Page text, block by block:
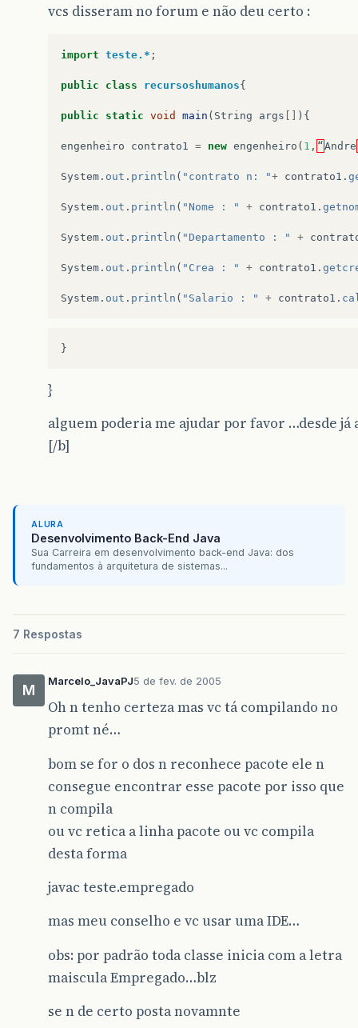
vcs disseram no forum e não deu certo :
import teste.* ;
public class recursoshumanos{
public static void main ( String args [] ){
engenheiro contrato1 = new engenheiro ( 1 , “Andre
System . out . println ( "contrato n: "+ contrato1 .
System . out . println ( "Nome : " + contrato1 .
System . out . println ( "Departamento : " +
System . out . println ( "Crea : " + contrato1 .
System . out . println ( "Salario : " + contrato1 .
}
}
alguem poderia me ajudar por favor …desde já
[/b]
ALURA
Desenvolvimento Back-End Java
Sua Carreira em desenvolvimento back-end Java: dos
fundamentos à arquitetura de sistemas...
7 Respostas
M
Marcelo_JavaPJ5 de fev. de 2005
Oh n tenho certeza mas vc tá compilando no
promt né…
bom se for o dos n reconhece pacote ele n
consegue encontrar esse pacote por isso que
n compila
ou vc retica a linha pacote ou vc compila
desta forma
javac teste.empregado
mas meu conselho e vc usar uma IDE…
obs: por padrão toda classe inicia com a letra
maiscula Empregado…blz
se n de certo posta novamnte